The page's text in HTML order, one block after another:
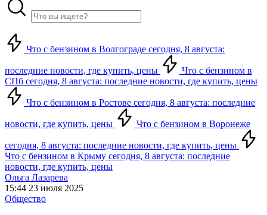
Что с бензином в Волгограде сегодня, 8 августа:
последние новости, где купить, цены
Что с бензином в
СПб сегодня, 8 августа: последние новости, где купить, цены
Что с бензином в Ростове сегодня, 8 августа: последние
новости, где купить, цены Что с бензином в Воронеже
сегодня, 8 августа: последние новости, где купить, цены
Что с бензином в Крыму сегодня, 8 августа: последние
новости, где купить, цены
Ольга Лазарева
15:44 23 июля 2025
Общество